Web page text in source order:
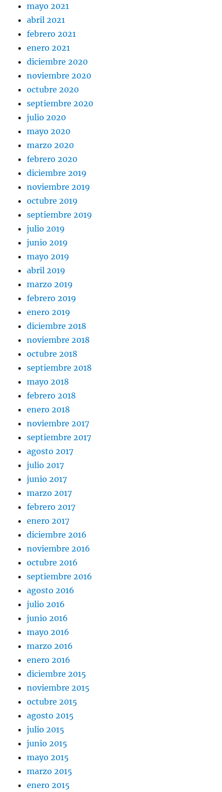
mayo 2021
abril 2021
febrero 2021
enero 2021
diciembre 2020
noviembre 2020
octubre 2020
septiembre 2020
julio 2020
mayo 2020
marzo 2020
febrero 2020
diciembre 2019
noviembre 2019
octubre 2019
septiembre 2019
julio 2019
junio 2019
mayo 2019
abril 2019
marzo 2019
febrero 2019
enero 2019
diciembre 2018
noviembre 2018
octubre 2018
septiembre 2018
mayo 2018
febrero 2018
enero 2018
noviembre 2017
septiembre 2017
agosto 2017
julio 2017
junio 2017
marzo 2017
febrero 2017
enero 2017
diciembre 2016
noviembre 2016
octubre 2016
septiembre 2016
agosto 2016
julio 2016
junio 2016
mayo 2016
marzo 2016
enero 2016
diciembre 2015
noviembre 2015
octubre 2015
agosto 2015
julio 2015
junio 2015
mayo 2015
marzo 2015
enero 2015